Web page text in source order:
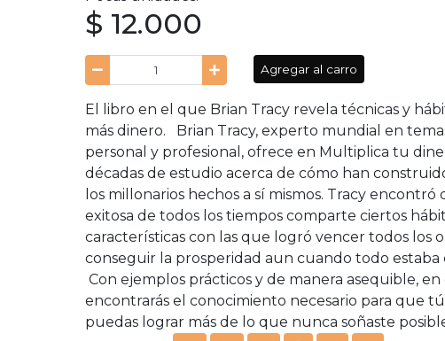
$ 12.000
Agregar al carro
El libro en el que Brian Tracy revela técnicas y
más dinero. Brian Tracy, experto mundial en
personal y profesional, ofrece en Multiplica tu
décadas de estudio acerca de cómo han
los millonarios hechos a sí mismos. Tracy
exitosa de todos los tiempos comparte ciertos
características con las que logró vencer todos los
conseguir la prosperidad aun cuando todo estaba
Con ejemplos prácticos y de manera asequible, en
encontrarás el conocimiento necesario para que
puedas lograr más de lo que nunca soñaste